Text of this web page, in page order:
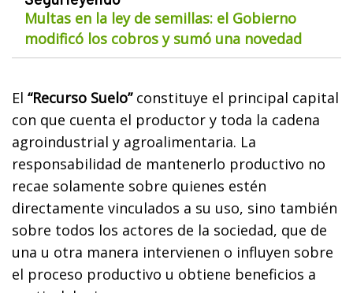
Multas en la ley de semillas: el Gobierno
modificó los cobros y sumó una novedad
El “Recurso Suelo”constituye el principal capital
con que cuenta el productor y toda la cadena
agroindustrial y agroalimentaria. La
responsabilidad de mantenerlo productivo no
recae solamente sobre quienes estén
directamente vinculados a su uso, sino también
sobre todos los actores de la sociedad, que de
una u otra manera intervienen o influyen sobre
el proceso productivo u obtiene beneficios a